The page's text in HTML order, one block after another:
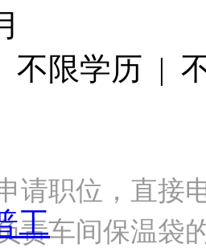
不限学历 |
请职位，直接
责车间保温
工